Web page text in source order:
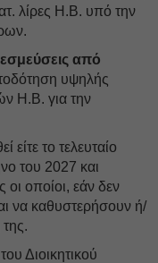
λίρες Η.Β. υπό την
από
υψηλής
H.B. για την
το τελευταίο
του 2027 και
οι οποίοι, εάν δεν
να καθυστερήσουν ή/
Διοικητικού